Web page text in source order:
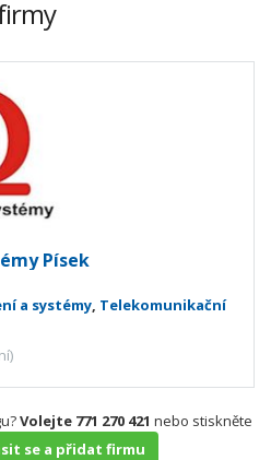
Písek
a systémy, Telekomunikační
Volejte 771 270 421 nebo stiskněte
se a přidat firmu